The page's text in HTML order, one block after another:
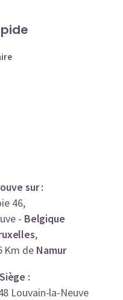
sur :
46,
- Belgique
,
Km de Namur
:
Louvain-la-Neuve